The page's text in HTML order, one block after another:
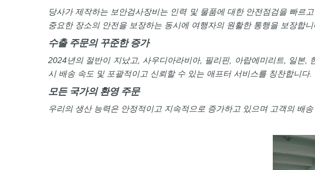
당사가 제작하는 보안검사장비는 인력 및 물품에 대한 안전점검을 빠르
중요한 장소의 안전을 보장하는 동시에 여행자의 원활한 통행을 보장합니
수출 주문의 꾸준한 증가
2024년의 절반이 지났고, 사우디아라비아, 필리핀, 아랍에미리트, 일본
시 배송 속도 및 포괄적이고 신뢰할 수 있는 애프터 서비스를 칭찬합니다.
모든 국가의 환영 주문
우리의 생산 능력은 안정적이고 지속적으로 증가하고 있으며 고객의 배